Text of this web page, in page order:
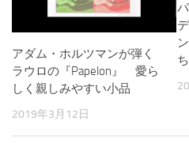
アダム・ホルツマンが弾く
ラウロの『Papelon』 愛ら
しく親しみやすい小品
2019年3月12日